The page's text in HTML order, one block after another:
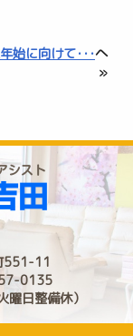
始に向けて･･･へ
»
551-11
0135
日整備休）